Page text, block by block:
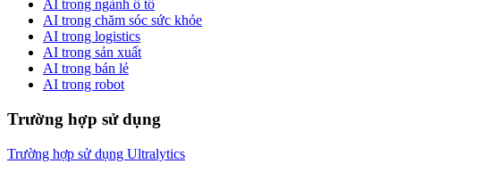
AI trong ngành ô tô
AI trong chăm sóc sức khỏe
AI trong logistics
AI trong sản xuất
AI trong bán lẻ
AI trong robot
Trường hợp sử dụng
Trường hợp sử dụng Ultralytics